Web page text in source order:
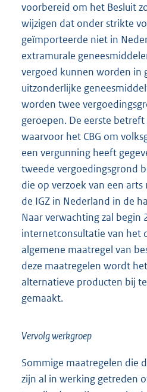
voorbereid om het Besluit
wijzigen dat onder strikte
geïmporteerde niet in
extramurale
vergoed kunnen worden in
uitzonderlijke
worden twee
geroepen. De eerste
waarvoor het CBG om
een vergunning heeft
tweede vergoedingsgrond
die op verzoek van een
de IGZ in Nederland in de
Naar verwachting zal begin
internetconsultatie van het
algemene maatregel van
deze maatregelen wordt
alternatieve producten bij
gemaakt.
Vervolg werkgroep
Sommige maatregelen die
zijn al in werking getreden